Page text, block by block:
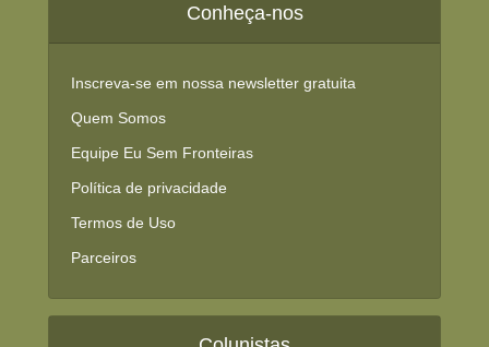
Conheça-nos
Inscreva-se em nossa newsletter gratuita
Quem Somos
Equipe Eu Sem Fronteiras
Política de privacidade
Termos de Uso
Parceiros